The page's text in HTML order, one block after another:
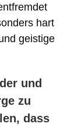
hart
geistige
und
zu
dass